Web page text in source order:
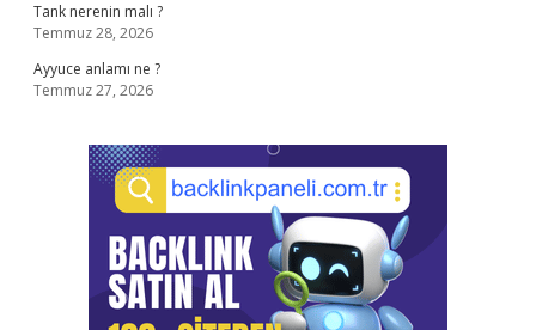
Tank nerenin malı ?
Temmuz 28, 2026
Ayyuce anlamı ne ?
Temmuz 27, 2026